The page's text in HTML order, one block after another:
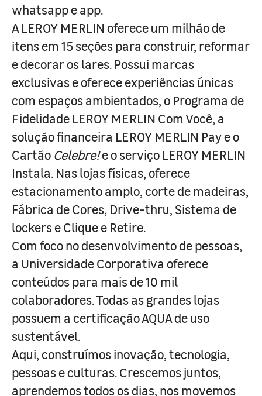
whatsapp e app.
A LEROY MERLIN oferece um milhão de
itens em 15 seções para construir, reformar
e decorar os lares. Possui marcas
exclusivas e oferece experiências únicas
com espaços ambientados, o Programa de
Fidelidade LEROY MERLIN Com Você, a
solução financeira LEROY MERLIN Pay e o
Cartão Celebre!e o serviço LEROY MERLIN
Instala. Nas lojas físicas, oferece
estacionamento amplo, corte de madeiras,
Fábrica de Cores, Drive-thru, Sistema de
lockers e Clique e Retire.
Com foco no desenvolvimento de pessoas,
a Universidade Corporativa oferece
conteúdos para mais de 10 mil
colaboradores. Todas as grandes lojas
possuem a certificação AQUA de uso
sustentável.
Aqui, construímos inovação, tecnologia,
pessoas e culturas. Crescemos juntos,
aprendemos todos os dias, nos movemos